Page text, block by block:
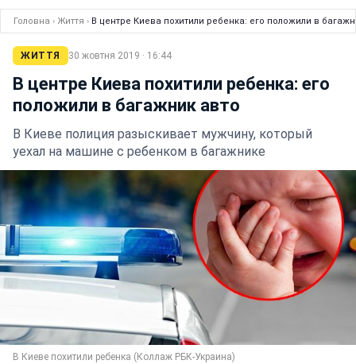
Головна › Життя › В центре Киева похитили ребенка: его положили в
ЖИТТЯ 30 жовтня 2019 · 16:44
В центре Киева похитили ребенка: его
положили в багажник авто
В Киеве полиция разыскивает мужчину, который
уехал на машине с ребенком в багажнике
В Киеве похитили ребенка (Коллаж РБК-Украина)